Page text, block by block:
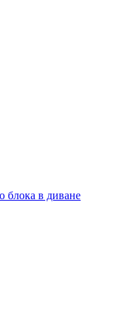
блока в диване